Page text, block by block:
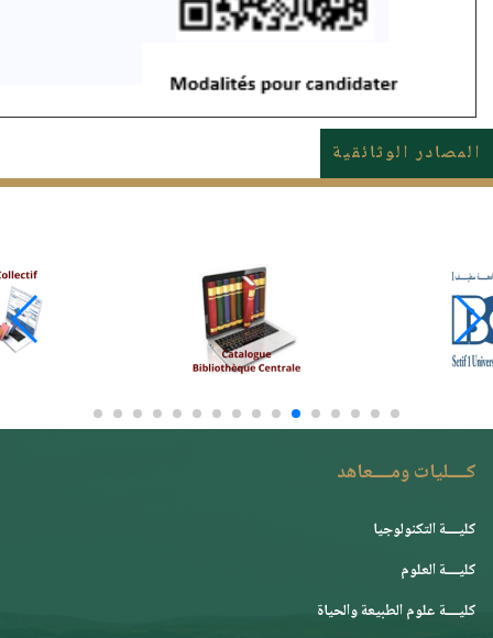
المصادر الوثائقية
كــــليات ومــــعاهد
كليــــة التكنولوجيا
كليــــة العلوم
كليــــة علوم الطبيعة والحياة